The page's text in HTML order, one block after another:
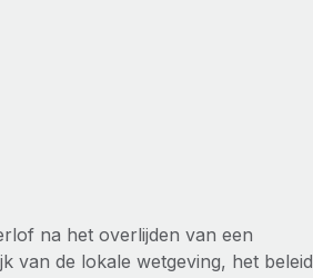
na het overlijden van een
van de lokale wetgeving, het beleid